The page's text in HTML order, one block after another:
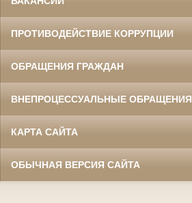
ПРОТИВОДЕЙСТВИЕ КОРРУПЦИИ
ОБРАЩЕНИЯ ГРАЖДАН
ВНЕПРОЦЕССУАЛЬНЫЕ ОБРАЩЕНИЯ
КАРТА САЙТА
ОБЫЧНАЯ ВЕРСИЯ САЙТА